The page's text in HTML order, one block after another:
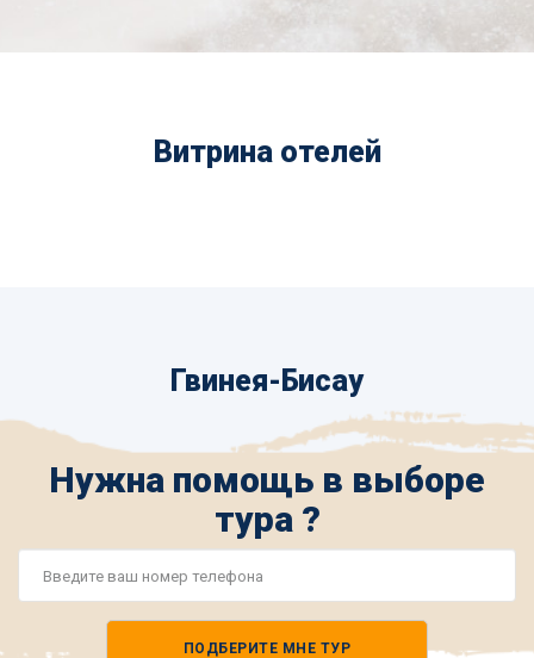
Витрина отелей
Гвинея-Бисау
Нужна помощь в выборе
тура ?
ПОДБЕРИТЕ МНЕ ТУР